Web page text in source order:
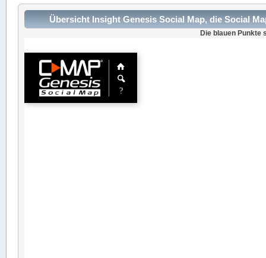
Übersicht Insight Genesis Social Map, die Social
Die blauen Punkte